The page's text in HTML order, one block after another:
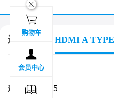
连接器 HDMI A TYPE
过滤结果 : 105
ဆ

购物车

会员中心
